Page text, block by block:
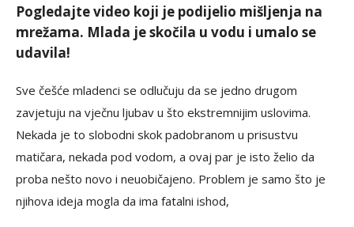
Pogledajte video koji je podijelio mišljenja na
mrežama. Mlada je skočila u vodu i umalo se
udavila!
Sve češće mladenci se odlučuju da se jedno drugom
zavjetuju na vječnu ljubav u što ekstremnijim uslovima.
Nekada je to slobodni skok padobranom u prisustvu
matičara, nekada pod vodom, a ovaj par je isto želio da
proba nešto novo i neuobičajeno. Problem je samo što je
njihova ideja mogla da ima fatalni ishod,